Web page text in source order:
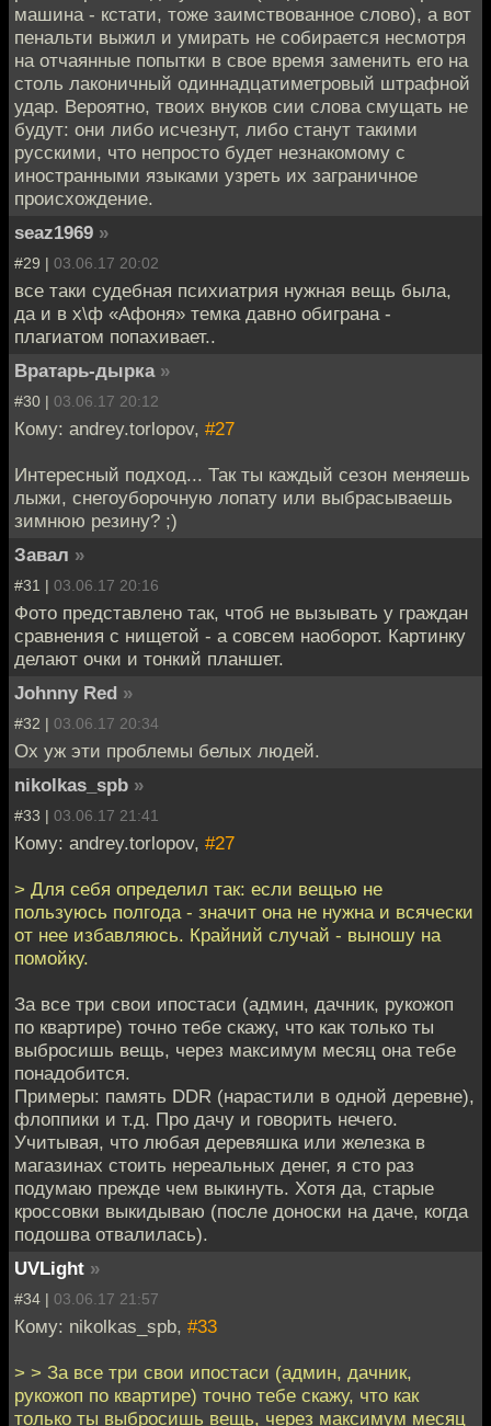
машина - кстати, тоже заимствованное слово), а вот
пенальти выжил и умирать не собирается несмотря
на отчаянные попытки в свое время заменить его на
столь лаконичный одиннадцатиметровый штрафной
удар. Вероятно, твоих внуков сии слова смущать не
будут: они либо исчезнут, либо станут такими
русскими, что непросто будет незнакомому с
иностранными языками узреть их заграничное
происхождение.
seaz1969 »
#29 | 03.06.17 20:02
все таки судебная психиатрия нужная вещь была,
да и в х\ф «Афоня» темка давно обиграна -
плагиатом попахивает..
Вратарь-дырка »
#30 | 03.06.17 20:12
Кому: andrey.torlopov, #27
Интересный подход... Так ты каждый сезон меняешь
лыжи, снегоуборочную лопату или выбрасываешь
зимнюю резину? ;)
Завал »
#31 | 03.06.17 20:16
Фото представлено так, чтоб не вызывать у граждан
сравнения с нищетой - а совсем наоборот. Картинку
делают очки и тонкий планшет.
Johnny Red »
#32 | 03.06.17 20:34
Ох уж эти проблемы белых людей.
nikolkas_spb »
#33 | 03.06.17 21:41
Кому: andrey.torlopov, #27
> Для себя определил так: если вещью не
пользуюсь полгода - значит она не нужна и всячески
от нее избавляюсь. Крайний случай - выношу на
помойку.
За все три свои ипостаси (админ, дачник, рукожоп
по квартире) точно тебе скажу, что как только ты
выбросишь вещь, через максимум месяц она тебе
понадобится.
Примеры: память DDR (нарастили в одной деревне),
флоппики и т.д. Про дачу и говорить нечего.
Учитывая, что любая деревяшка или железка в
магазинах стоить нереальных денег, я сто раз
подумаю прежде чем выкинуть. Хотя да, старые
кроссовки выкидываю (после доноски на даче, когда
подошва отвалилась).
UVLight »
#34 | 03.06.17 21:57
Кому: nikolkas_spb, #33
> > За все три свои ипостаси (админ, дачник,
рукожоп по квартире) точно тебе скажу, что как
только ты выбросишь вещь, через максимум месяц